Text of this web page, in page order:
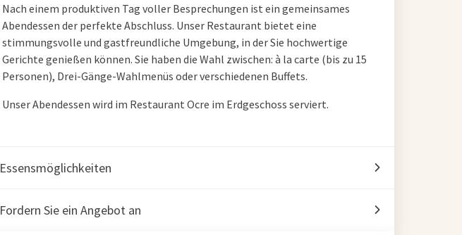
Nach einem produktiven Tag voller Besprechungen ist ein gemeinsames
Abendessen der perfekte Abschluss. Unser Restaurant bietet eine
stimmungsvolle und gastfreundliche Umgebung, in der Sie hochwertige
Gerichte genießen können. Sie haben die Wahl zwischen: à la carte (bis zu 15
Personen), Drei-Gänge-Wahlmenüs oder verschiedenen Buffets.
Unser Abendessen wird im Restaurant Ocre im Erdgeschoss serviert.
Essensmöglichkeiten
Fordern Sie ein Angebot an